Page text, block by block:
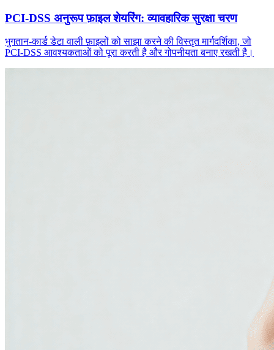
PCI‑DSS अनुरूप फ़ाइल शेयरिंग: व्यावहारिक सुरक्षा चरण
भुगतान‑कार्ड डेटा वाली फ़ाइलों को साझा करने की विस्तृत मार्गदर्शिका, जो
PCI‑DSS आवश्यकताओं को पूरा करती है और गोपनीयता बनाए रखती है।